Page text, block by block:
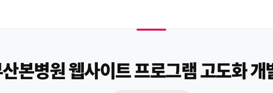
본병원 웹사이트 프로그램 고도화 개